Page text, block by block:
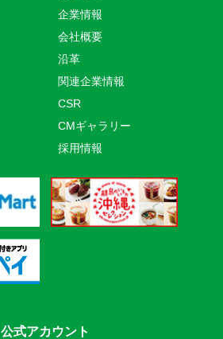
企業情報
会社概要
沿革
関連企業情報
CSR
CMギャラリー
採用情報
公式アカウント